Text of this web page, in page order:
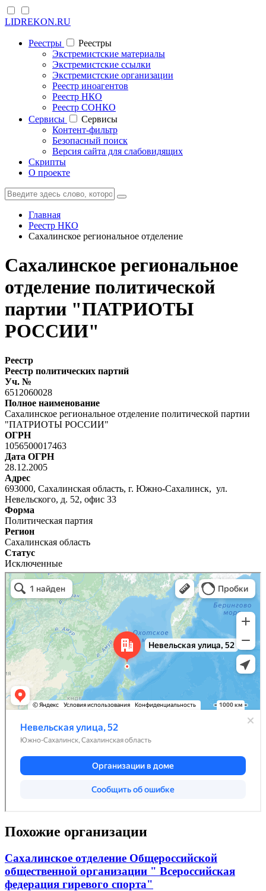
LIDREKON.RU
Реестры
Реестры
Экстремистские материалы
Экстремистские ссылки
Экстремистские организации
Реестр иноагентов
Реестр НКО
Реестр СОНКО
Cервисы
Cервисы
Контент-фильтр
Безопасный поиск
Версия сайта для слабовидящих
Скрипты
О проекте
Главная
Реестр НКО
Сахалинское региональное отделение
Сахалинское региональное
отделение политической
партии "ПАТРИОТЫ
РОССИИ"
Реестр
Реестр политических партий
Уч. №
6512060028
Полное наименование
Сахалинское региональное отделение политической партии
"ПАТРИОТЫ РОССИИ"
ОГРН
1056500017463
Дата ОГРН
28.12.2005
Адрес
693000, Сахалинская область, г. Южно-Сахалинск, ул.
Невельского, д. 52, офис 33
Форма
Политическая партия
Регион
Сахалинская область
Статус
Исключенные
Похожие организации
Сахалинское отделение Общероссийской
общественной организации " Всероссийская
федерация гиревого спорта"